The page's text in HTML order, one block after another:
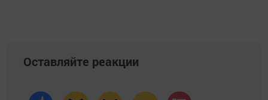
Оставляйте реакции